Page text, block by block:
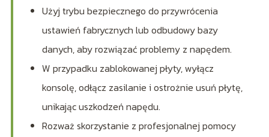
Użyj trybu bezpiecznego do przywrócenia
ustawień fabrycznych lub odbudowy bazy
danych, aby rozwiązać problemy z napędem.
W przypadku zablokowanej płyty, wyłącz
konsolę, odłącz zasilanie i ostrożnie usuń płytę,
unikając uszkodzeń napędu.
Rozważ skorzystanie z profesjonalnej pomocy